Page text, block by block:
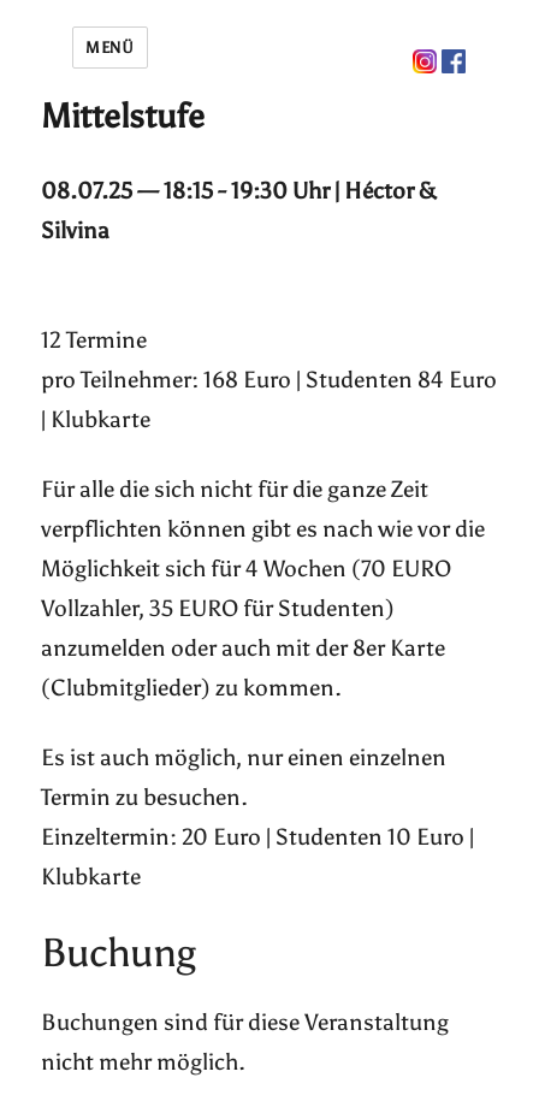
MENÜ
Mittelstufe
08.07.25 — 18:15 - 19:30 Uhr | Héctor &
Silvina
12 Termine
pro Teilnehmer: 168 Euro | Studenten 84 Euro
| Klubkarte
Für alle die sich nicht für die ganze Zeit
verpflichten können gibt es nach wie vor die
Möglichkeit sich für 4 Wochen (70 EURO
Vollzahler, 35 EURO für Studenten)
anzumelden oder auch mit der 8er Karte
(Clubmitglieder) zu kommen.
Es ist auch möglich, nur einen einzelnen
Termin zu besuchen.
Einzeltermin: 20 Euro | Studenten 10 Euro |
Klubkarte
Buchung
Buchungen sind für diese Veranstaltung
nicht mehr möglich.